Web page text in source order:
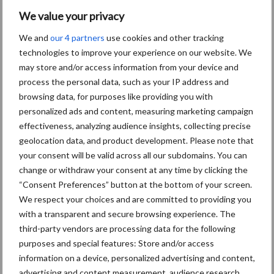
We value your privacy
We and our 4 partners use cookies and other tracking
technologies to improve your experience on our website. We
may store and/or access information from your device and
process the personal data, such as your IP address and
browsing data, for purposes like providing you with
personalized ads and content, measuring marketing campaign
effectiveness, analyzing audience insights, collecting precise
geolocation data, and product development. Please note that
your consent will be valid across all our subdomains. You can
change or withdraw your consent at any time by clicking the
“Consent Preferences” button at the bottom of your screen.
We respect your choices and are committed to providing you
with a transparent and secure browsing experience. The
third-party vendors are processing data for the following
purposes and special features: Store and/or access
information on a device, personalized advertising and content,
de afgelopen jaren is gebleken dat Bovaer geen negatieve
Inzetten op grootschalig gebruik van
Bovaer
De eerste stappen in de ontwikkeling van Bovaer werden al
gezet in 2010. Toen is het product bedacht. In 2011 werd het
het product in april 2022 goedkeuring vanuit de EU. Inmiddels
kan Bovaer worden ingezet in 58 landen over de hele wereld. “We
willen het niet als niche-product op de markt zetten, we willen
echt impact hebben op het klimaat. Dat kan alleen als we het
grootschalig en wereldwijd aan koeien voeren. Daarom wordt in
Schotland een grote fabriek gebouwd waar we vier à vijf miljoen
kilogram Bovaer per jaar kunnen produceren”, besluit Dennis